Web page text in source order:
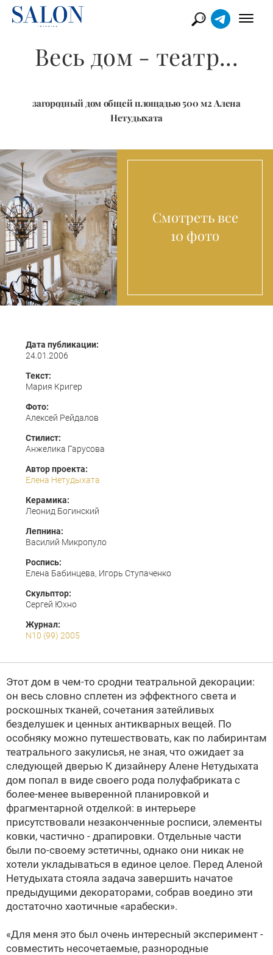
Весь дом - театр...
загородный дом общей площадью 500 м2 Алена
Нетудыхата
Смотреть все
10 фото
Дата публикации:
24.01.2006
Текст:
Мария Кригер
Фото:
Алексей Рейдалов
Стилист:
Анжелика Гарусова
Автор проекта:
Елена Нетудыхата
Керамика:
Леонид Богинский
Лепнина:
Василий Микропуло
Роспись:
Елена Бабинцева, Игорь Ступаченко
Скульптор:
Сергей Юхно
Журнал:
N10 (99) 2005
Этот дом в чем-то сродни театральной декорации:
он весь словно сплетен из эффектного света и
роскошных тканей, сочетания затейливых
безделушек и ценных антикварных вещей. По
особняку можно путешествовать, как по лабиринтам
театрального закулисья, не зная, что ожидает за
следующей дверью К дизайнеру Алене Нетудыхата
дом попал в виде своего рода полуфабриката с
более-менее выверенной планировкой и
фрагментарной отделкой: в интерьере
присутствовали незаконченные росписи, элементы
ковки, частично - драпировки. Отдельные части
были по-своему эстетичны, однако они никак не
хотели укладываться в единое целое. Перед Аленой
Нетудыхата стояла задача завершить начатое
предыдущими декораторами, собрав воедино эти
достаточно хаотичные «арабески».
«Для меня это был очень интересный эксперимент -
совместить несочетаемые, разнородные